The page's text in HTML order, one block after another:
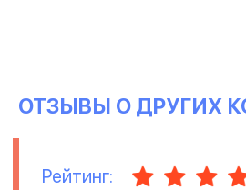
ОТЗЫВЫ О ДРУГИХ
Рейтинг: